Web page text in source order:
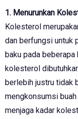
1. Menurunkan
Kolesterol
dan berfungsi untuk
baku pada
kolesterol
berlebih justru tidak
mengkonsumsi
menjaga kadar